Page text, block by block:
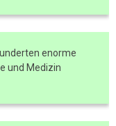
enorme
und Medizin